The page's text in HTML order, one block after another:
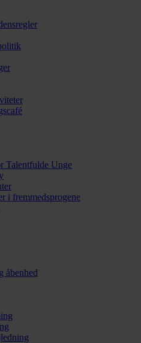
Talentfulde Unge
i fremmedsprogene
åbenhed